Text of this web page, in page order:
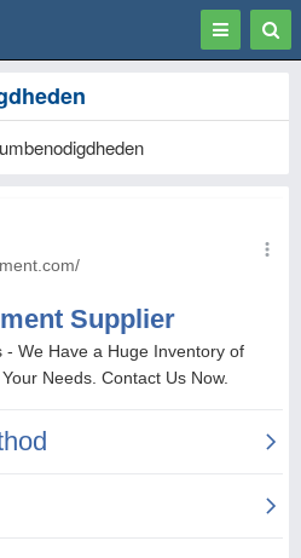
Toggle